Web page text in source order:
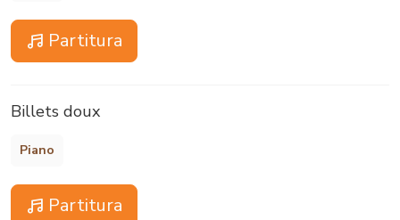
Partitura
Billets doux
Piano
Partitura